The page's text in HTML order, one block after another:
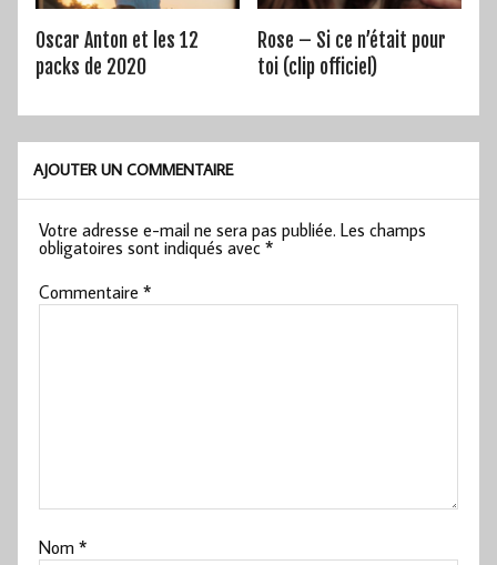
Oscar Anton et les 12
packs de 2020
Rose – Si ce n’était pour
toi (clip officiel)
AJOUTER UN COMMENTAIRE
Votre adresse e-mail ne sera pas publiée. Les champs
obligatoires sont indiqués avec*
Commentaire*
Nom*